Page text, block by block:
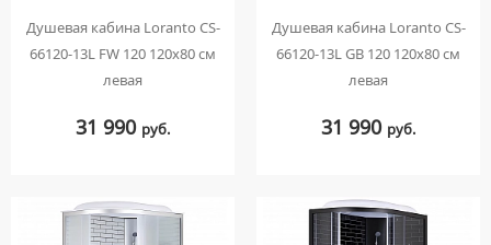
Душевая кабина Loranto CS-
66120-13L FW 120 120х80 см
левая
31 990 руб.
Душевая кабина Loranto CS-
66120-13L GB 120 120х80 см
левая
31 990 руб.